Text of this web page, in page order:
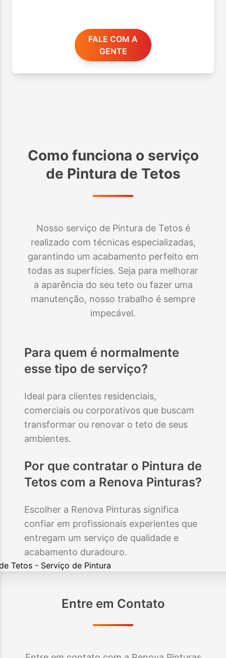
FALE COM A
GENTE
Como funciona o serviço
de Pintura de Tetos
Nosso serviço de Pintura de Tetos é
realizado com técnicas especializadas,
garantindo um acabamento perfeito em
todas as superfícies. Seja para melhorar
a aparência do seu teto ou fazer uma
manutenção, nosso trabalho é sempre
impecável.
Para quem é normalmente
esse tipo de serviço?
Ideal para clientes residenciais,
comerciais ou corporativos que buscam
transformar ou renovar o teto de seus
ambientes.
Por que contratar o Pintura de
Tetos com a Renova Pinturas?
Escolher a Renova Pinturas significa
confiar em profissionais experientes que
entregam um serviço de qualidade e
acabamento duradouro.
Entre em Contato